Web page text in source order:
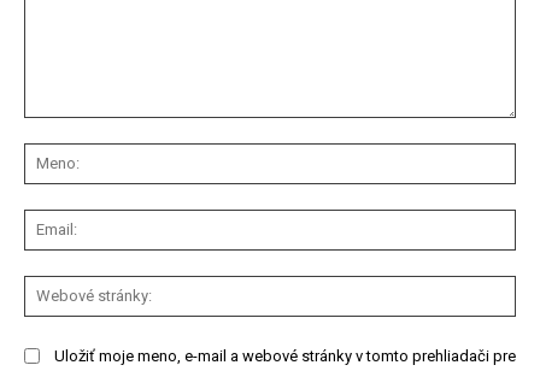
Uložiť moje meno, e-mail a webové stránky v tomto prehliadači pre